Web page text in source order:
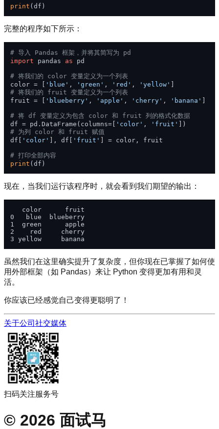
print
完整的程序如下所示：
# 导入 Pandas 框架，并将其简写为 pd
import pandas as pd
# 将我们的 color 变量定义为一个列表
color = [ 'blue' , 'green' , 'red' , 'yellow'
# 将我们的 fruit 变量定义为一个列表
fruit = [ 'blueberry' , 'apple' , 'cherry' , 'banana' ]
# 将 df 变量定义为包含 color 和 fruit 列的格式化数据
df = pd.DataFrame(columns=[ 'color' , 'fruit'
# 为列 color 和 fruit 赋值
df[ 'color' ], df[ 'fruit' ] = color, fruit
# 打印全部内容
print
现在，当我们运行该程序时，就会看到我们期望的输出：
   color      fruit
0   blue  blueberry
1  green      apple
2    red     cherry
虽然我们在这里确实提升了复杂度，但你现在已掌握了如何使
用外部框架（如 Pandas）来让 Python 变得更加有用和灵
活。
你应该已经感觉自己变得更聪明了！
关于公司 社交媒体
扫码关注服务号
© 2026 面试马